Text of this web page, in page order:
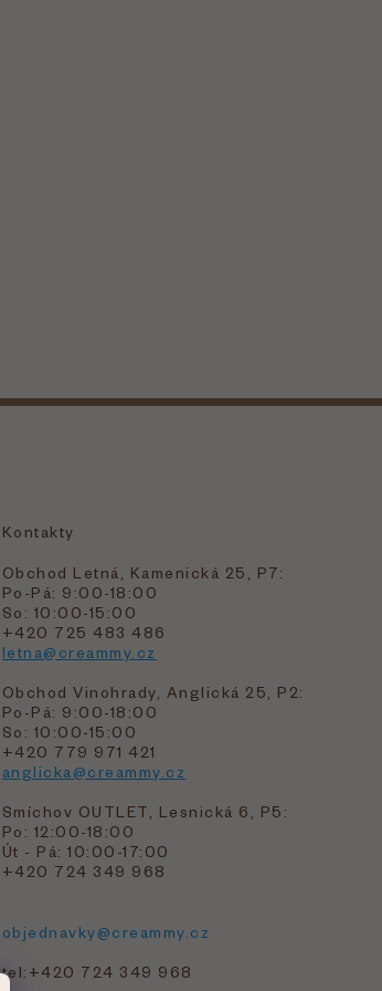
Kontakty
Obchod Letná, Kamenická 25, P7:
Po-Pá: 9:00-18:00
So: 10:00-15:00
+420 725 483 486
letna@creammy.cz
Obchod Vinohrady, Anglická 25, P2:
Po-Pá: 9:00-18:00
So: 10:00-15:00
+420 779 971 421
anglicka@creammy.cz
Smíchov OUTLET, Lesnická 6, P5:
Po: 12:00-18:00
Út - Pá: 10:00-17:00
+420 724 349 968
objednavky@creammy.cz
tel:+420 724 349 968